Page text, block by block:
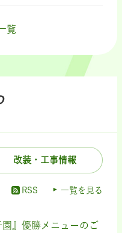
覧
改装・工事情報
RSS 一覧を見る
』優勝メニューのご